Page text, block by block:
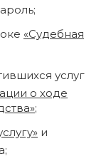
«Судебная
услуг
о ходе
;
и